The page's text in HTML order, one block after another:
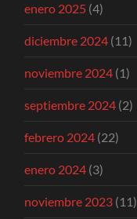
enero 2025 (4)
diciembre 2024 (11)
noviembre 2024 (1)
septiembre 2024 (2)
febrero 2024 (22)
enero 2024 (3)
noviembre 2023 (11)